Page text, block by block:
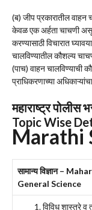
(ब) जीप प्रकारातील वाहन
केवळ एक अर्हता चाचणी
करण्यासाठी विचारात
चालविण्यातील कौशल्य
(पाच) वाहन चालविण्याची
प्राधिकरणाच्या
महाराष्ट्र
Topic Wise
Marathi
सामान्य विज्ञान –
General Science
विविध शास्त्रे व